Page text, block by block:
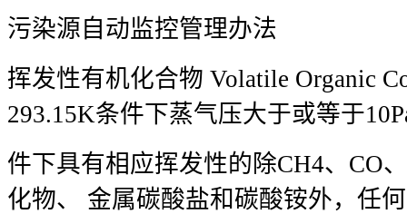
污染源自动监控管理办法
挥发性有机化合物 Volatile Organic
293.15K条件下蒸气压大于或等于
件下具有相应挥发性的除CH4、CO
化物、 金属碳酸盐和碳酸铵外，任